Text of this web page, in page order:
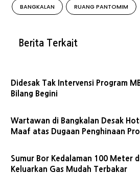
BANGKALAN RUANG PANTOMIM
Berita Terkait
Didesak Tak Intervensi Program
Bilang Begini
Wartawan di Bangkalan Desak
Maaf atas Dugaan Penghinaan
Sumur Bor Kedalaman 100 Meter
Keluarkan Gas Mudah Terbakar